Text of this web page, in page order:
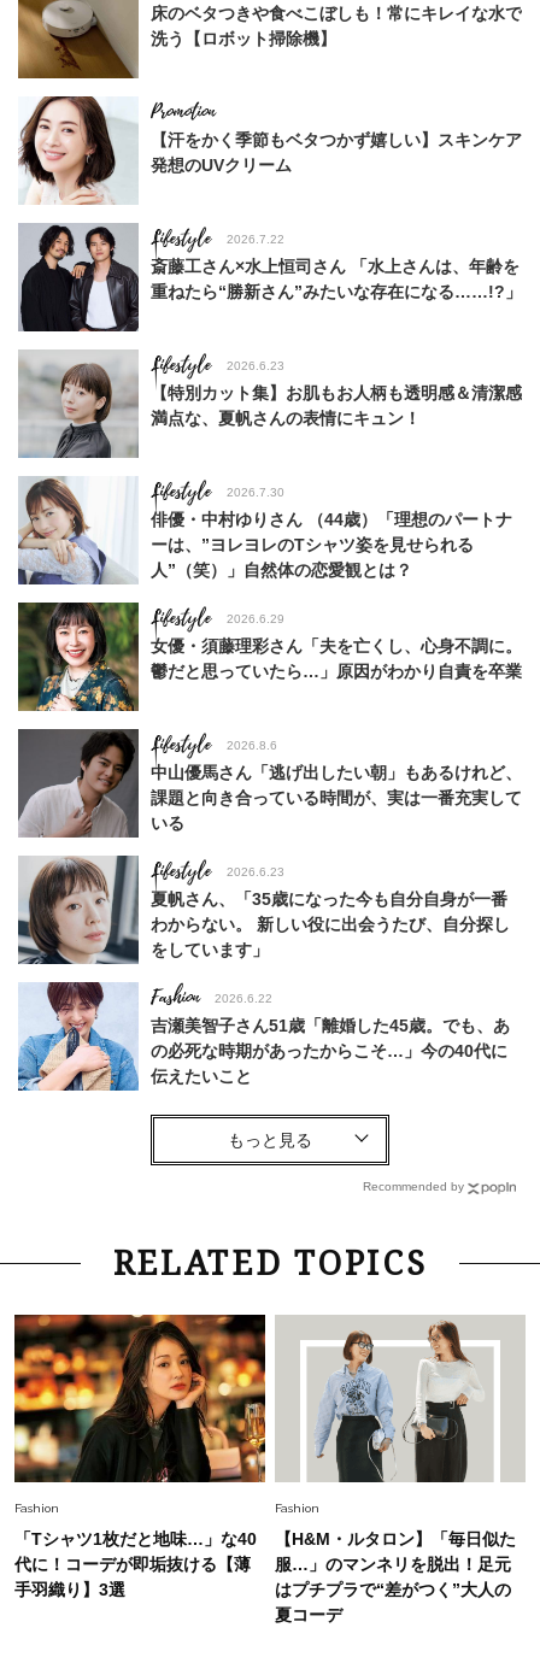
床のベタつきや食べこぼしも！常にキレイな水で
洗う【ロボット掃除機】
【汗をかく季節もベタつかず嬉しい】スキンケア
発想のUVクリーム
Lifestyle 2026.7.22
斎藤工さん×水上恒司さん 「水上さんは、年齢を
重ねたら“勝新さん”みたいな存在になる……!?」
Lifestyle 2026.6.23
【特別カット集】お肌もお人柄も透明感＆清潔感
満点な、夏帆さんの表情にキュン！
Lifestyle 2026.7.30
俳優・中村ゆりさん （44歳）「理想のパートナ
ーは、”ヨレヨレのTシャツ姿を見せられる
人”（笑）」自然体の恋愛観とは？
Lifestyle 2026.6.29
女優・須藤理彩さん「夫を亡くし、心身不調に。
鬱だと思っていたら…」原因がわかり自責を卒業
Lifestyle 2026.8.6
中山優馬さん「逃げ出したい朝」もあるけれど、
課題と向き合っている時間が、実は一番充実して
いる
Lifestyle 2026.6.23
夏帆さん、「35歳になった今も自分自身が一番
わからない。 新しい役に出会うたび、自分探し
をしています」
Fashion 2026.6.22
吉瀬美智子さん51歳「離婚した45歳。でも、あ
の必死な時期があったからこそ…」今の40代に
伝えたいこと
Fashion
【40代コンサバ派】白Tシャツは「パール×ゴー
Lifestyle 2026.7.29
「お若いですね」は褒め言葉？“若い＝美しい”と
ーレス連載22】
Lifestyle 2026.8.6
26年夏の【開運アクション】は”ひと拭き”習
慣！「金運アップ→トイレ、じゃあ底上げ運
は？」
2026.5.22
梅宮アンナさん 電撃婚から1年、家族の価値観
を育み中「理想の暮らしよりも今の心地よさを選
Recommended by
RELATED TOPICS
Fashion
「Tシャツ1枚だと地味…」な40
代に！コーデが即垢抜ける【薄
手羽織り】3選
Fashion
【H&M・ルタロン】「毎日似た
服…」のマンネリを脱出！足元
はプチプラで“差がつく”大人の
夏コーデ